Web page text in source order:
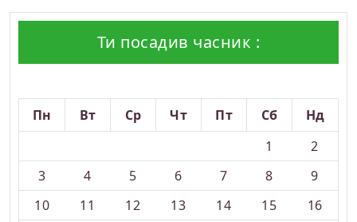
Ти посадив часник :
Пн
Вт Ср Чт Пт Сб
Нд
1
2
3
4 5 6 7 8
9
10
11 12 13 14 15
16